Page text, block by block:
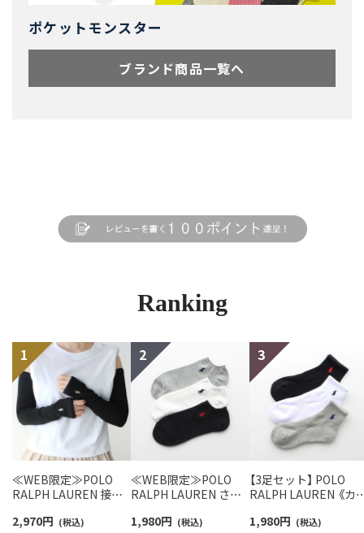
ポケットモンスター
ブランド商品一覧へ
Ranking
≪WEB限定≫POLO
RALPH LAUREN 接触
ームカバー ＆ レッグウ
2,970円 (税込)
≪WEB限定≫POLO
RALPH LAUREN さら
スニーカー丈ソックス
1,980円 (税込)
【3足セット】 POLO
RALPH LAUREN 《カ
ンポイントソックス
1,980円 (税込)